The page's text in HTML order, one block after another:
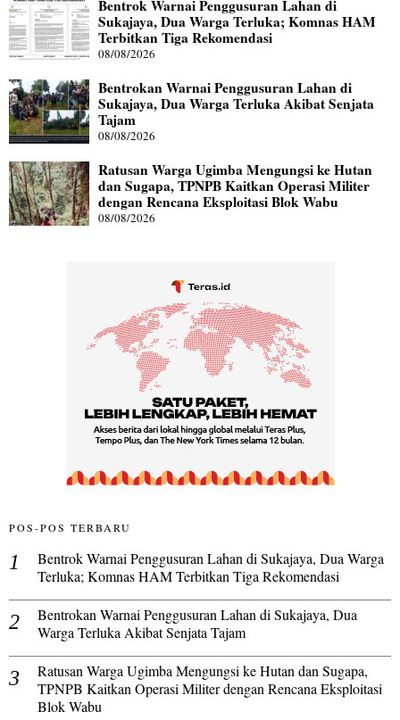
Bentrok Warnai Penggusuran Lahan di
Sukajaya, Dua Warga Terluka; Komnas HAM
Terbitkan Tiga Rekomendasi
08/08/2026
Bentrokan Warnai Penggusuran Lahan di
Sukajaya, Dua Warga Terluka Akibat Senjata
Tajam
08/08/2026
Ratusan Warga Ugimba Mengungsi ke Hutan
dan Sugapa, TPNPB Kaitkan Operasi Militer
dengan Rencana Eksploitasi Blok Wabu
08/08/2026
POS-POS TERBARU
Bentrok Warnai Penggusuran Lahan di Sukajaya, Dua Warga
Terluka; Komnas HAM Terbitkan Tiga Rekomendasi
Bentrokan Warnai Penggusuran Lahan di Sukajaya, Dua
Warga Terluka Akibat Senjata Tajam
Ratusan Warga Ugimba Mengungsi ke Hutan dan Sugapa,
TPNPB Kaitkan Operasi Militer dengan Rencana Eksploitasi
Blok Wabu